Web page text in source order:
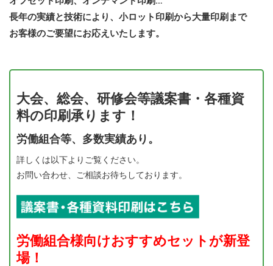
長年の実績と技術により、小ロット印刷から大量印刷まで
お客様のご要望にお応えいたします。
大会、総会、研修会等議案書・各種資
料の印刷承ります！
労働組合等、多数実績あり。
詳しくは以下よりご覧ください。
お問い合わせ、ご相談お待ちしております。
労働組合様向けおすすめセットが新登
場！